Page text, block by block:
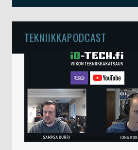
TEKNIIKKAPODCAST